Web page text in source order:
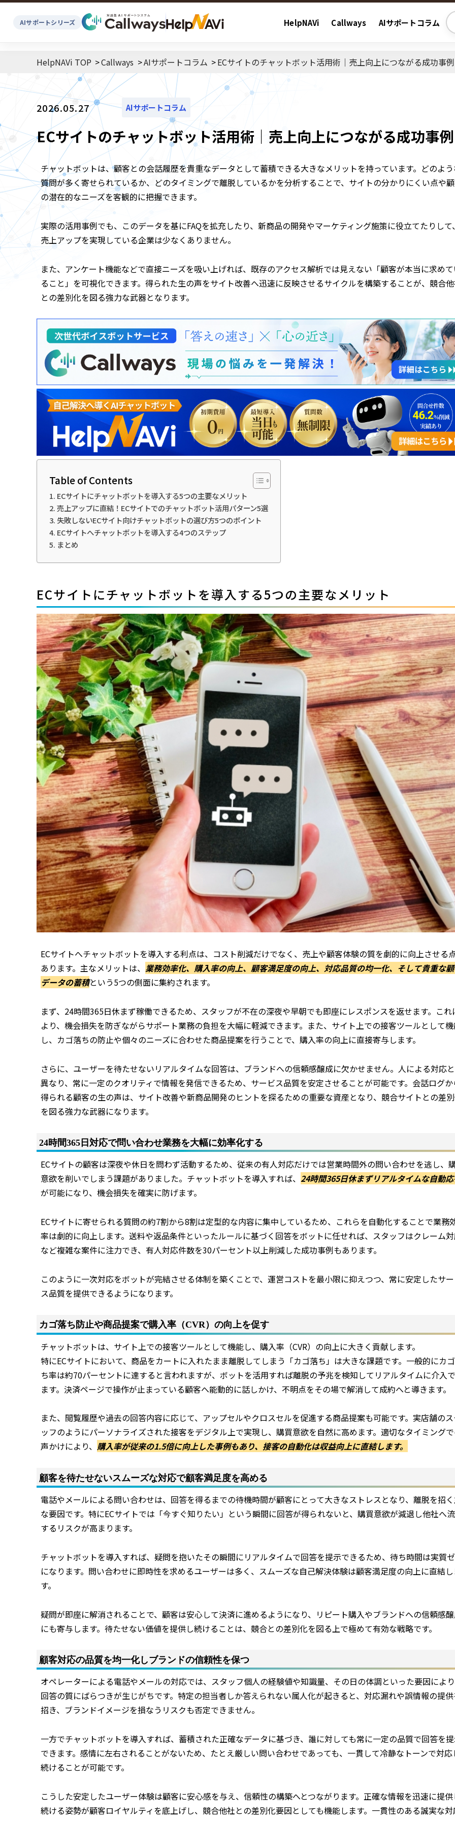
AIサポートシリーズ HelpNAVi Callways AIサポートコラム
HelpNAVi TOP Callways AIサポートコラム ECサイトのチャットボット活用術｜売上向上につながる成功事例
2026.05.27 AIサポートコラム
ECサイトのチャットボット活用術｜売上向上につながる成功事例
チャットボットは、顧客との会話履歴を貴重なデータとして蓄積できる大きなメリットを持っています。どのよ
質問が多く寄せられているか、どのタイミングで離脱しているかを分析することで、サイトの分かりにくい点や
の潜在的なニーズを客観的に把握できます。
実際の活用事例でも、このデータを基にFAQを拡充したり、新商品の開発やマーケティング施策に役立てたりして、
売上アップを実現している企業は少なくありません。
また、アンケート機能などで直接ニーズを吸い上げれば、既存のアクセス解析では見えない「顧客が本当に求め
ること」を可視化できます。得られた生の声をサイト改善へ迅速に反映させるサイクルを構築することが、競合
との差別化を図る強力な武器となります。
Table of Contents
ECサイトにチャットボットを導入する5つの主要なメリット
売上アップに直結！ECサイトでのチャットボット活用パターン5選
失敗しないECサイト向けチャットボットの選び方5つのポイント
ECサイトへチャットボットを導入する4つのステップ
まとめ
ECサイトにチャットボットを導入する5つの主要なメリット
ECサイトへチャットボットを導入する利点は、コスト削減だけでなく、売上や顧客体験の質を劇的に向上させる
あります。主なメリットは、 業務効率化、購入率の向上、顧客満足度の向上、対応品質の均一化、そして貴重な
データの蓄積という5つの側面に集約されます。
まず、24時間365日休まず稼働できるため、スタッフが不在の深夜や早朝でも即座にレスポンスを返せます。これ
より、機会損失を防ぎながらサポート業務の負担を大幅に軽減できます。また、サイト上での接客ツールとして
し、カゴ落ちの防止や個々のニーズに合わせた商品提案を行うことで、購入率の向上に直接寄与します。
さらに、ユーザーを待たせないリアルタイムな回答は、ブランドへの信頼感醸成に欠かせません。人による対応
異なり、常に一定のクオリティで情報を発信できるため、サービス品質を安定させることが可能です。会話ログか
得られる顧客の生の声は、サイト改善や新商品開発のヒントを探るための重要な資産となり、競合サイトとの差
を図る強力な武器になります。
24時間365日対応で問い合わせ業務を大幅に効率化する
ECサイトの顧客は深夜や休日を問わず活動するため、従来の有人対応だけでは営業時間外の問い合わせを逃し、
意欲を削いでしまう課題がありました。チャットボットを導入すれば、 24時間365日休まずリアルタイムな自動
が可能になり、機会損失を確実に防げます。
ECサイトに寄せられる質問の約7割から8割は定型的な内容に集中しているため、これらを自動化することで業務
率は劇的に向上します。送料や返品条件といったルールに基づく回答をボットに任せれば、スタッフはクレーム
など複雑な案件に注力でき、有人対応件数を30パーセント以上削減した成功事例もあります。
このように一次対応をボットが完結させる体制を築くことで、運営コストを最小限に抑えつつ、常に安定したサ
ス品質を提供できるようになります。
カゴ落ち防止や商品提案で購入率（CVR）の向上を促す
チャットボットは、サイト上での接客ツールとして機能し、購入率（CVR）の向上に大きく貢献します。
特にECサイトにおいて、商品をカートに入れたまま離脱してしまう「カゴ落ち」は大きな課題です。一般的にカ
ち率は約70パーセントに達すると言われますが、ボットを活用すれば離脱の予兆を検知してリアルタイムに介入
ます。決済ページで操作が止まっている顧客へ能動的に話しかけ、不明点をその場で解消して成約へと導きます。
また、閲覧履歴や過去の回答内容に応じて、アップセルやクロスセルを促進する商品提案も可能です。実店舗のス
ッフのようにパーソナライズされた接客をデジタル上で実現し、購買意欲を自然に高めます。適切なタイミング
声かけにより、 購入率が従来の1.5倍に向上した事例もあり、接客の自動化は収益向上に直結します。
顧客を待たせないスムーズな対応で顧客満足度を高める
電話やメールによる問い合わせは、回答を得るまでの待機時間が顧客にとって大きなストレスとなり、離脱を招
な要因です。特にECサイトでは「今すぐ知りたい」という瞬間に回答が得られないと、購買意欲が減退し他社へ
するリスクが高まります。
チャットボットを導入すれば、疑問を抱いたその瞬間にリアルタイムで回答を提示できるため、待ち時間は実質
になります。問い合わせに即時性を求めるユーザーは多く、スムーズな自己解決体験は顧客満足度の向上に直結し
す。
疑問が即座に解消されることで、顧客は安心して決済に進めるようになり、リピート購入やブランドへの信頼感
にも寄与します。待たせない価値を提供し続けることは、競合との差別化を図る上で極めて有効な戦略です。
顧客対応の品質を均一化しブランドの信頼性を保つ
オペレーターによる電話やメールの対応では、スタッフ個人の経験値や知識量、その日の体調といった要因により
回答の質にばらつきが生じがちです。特定の担当者しか答えられない属人化が起きると、対応漏れや誤情報の提供
招き、ブランドイメージを損なうリスクも否定できません。
一方でチャットボットを導入すれば、蓄積された正確なデータに基づき、誰に対しても常に一定の品質で回答を
できます。感情に左右されることがないため、たとえ厳しい問い合わせであっても、一貫して冷静なトーンで対応
続けることが可能です。
こうした安定したユーザー体験は顧客に安心感を与え、信頼性の構築へとつながります。正確な情報を迅速に提供
続ける姿勢が顧客ロイヤルティを底上げし、競合他社との差別化要因としても機能します。一貫性のある誠実な